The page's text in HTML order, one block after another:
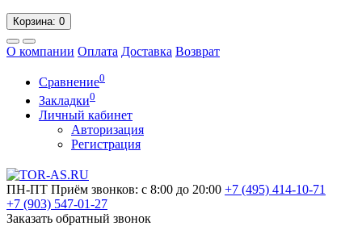
Корзина: 0
О компании Оплата Доставка Возврат
Сравнение0
Закладки0
Личный кабинет
Авторизация
Регистрация
ПН-ПТ Приём звонков: с 8:00 до 20:00 +7 (495) 414-10-71
+7 (903) 547-01-27
Заказать обратный звонок